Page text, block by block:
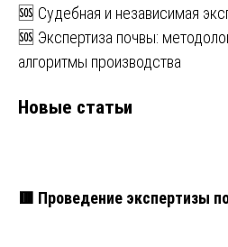
🆘 Судебная и независимая
🆘 Экспертиза почвы:
алгоритмы производства
Новые статьи
🟥 Проведение экспертизы